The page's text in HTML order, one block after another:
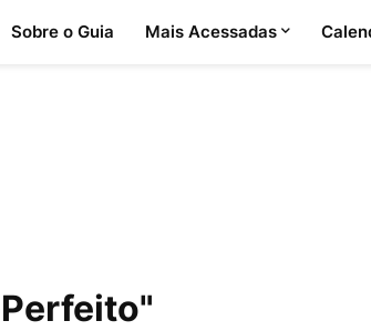
Sobre o Guia Mais Acessadas